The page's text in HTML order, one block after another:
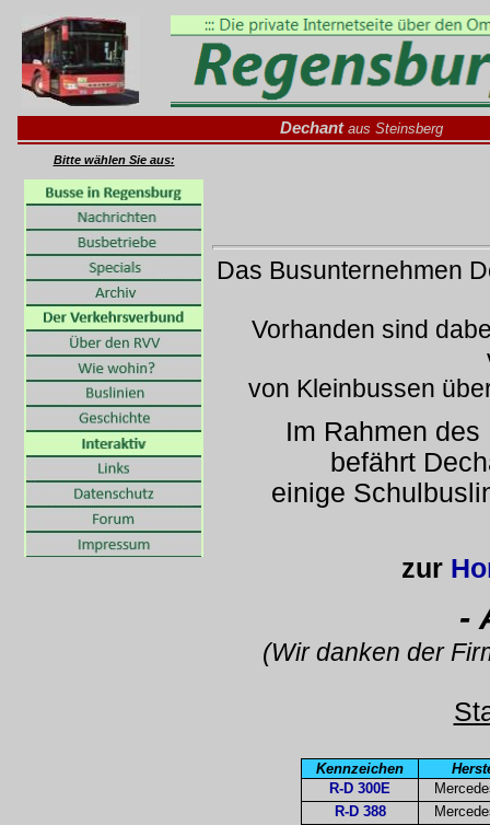
Dechantaus Steinsberg
Bitte wählen Sie aus:
Das Busunternehmen
Vorhanden sind
von Kleinbussen
Im Rahmen
befährt
einige
zur
-
(Wir danken der
Kennzeichen
R-D 300E
R-D 388